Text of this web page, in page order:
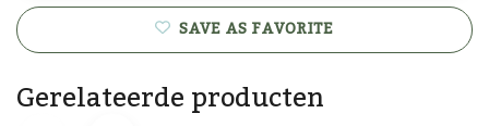
SAVE AS FAVORITE
Gerelateerde producten